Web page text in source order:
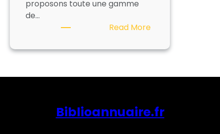
proposons toute une gamme
de…
Read More:
MARQUAGE
Biblioannuaire.fr